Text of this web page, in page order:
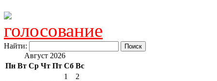
Найти:
Август 2026
Пн Вт Ср Чт Пт Сб Вс
1
2